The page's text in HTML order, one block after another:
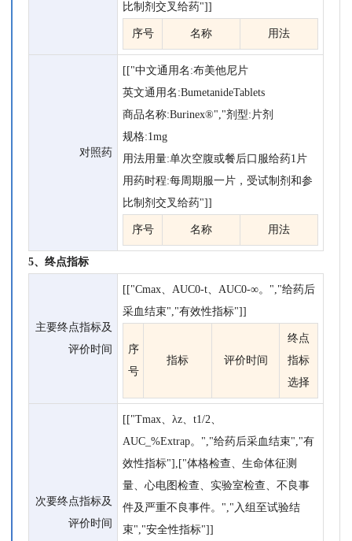
比制剂交叉给药"]]
序号 名称 用法
对照药
[["中文通用名:布美他尼片
英文通用名:BumetanideTablets
商品名称:Burinex®","剂型:片剂
规格:1mg
用法用量:单次空腹或餐后口服给药1片
用药时程:每周期服一片，受试制剂和参
比制剂交叉给药"]]
序号 名称 用法
5、终点指标
主要终点指标及
评价时间
[["Cmax、AUC0-t、AUC0-∞。","给药后
采血结束","有效性指标"]]
序
号
指标 评价时间
终点
指标
选择
次要终点指标及
评价时间
[["Tmax、λz、t1/2、
AUC_%Extrap。","给药后采血结束","有
效性指标"],["体格检查、生命体征测
量、心电图检查、实验室检查、不良事
件及严重不良事件。","入组至试验结
束","安全性指标"]]